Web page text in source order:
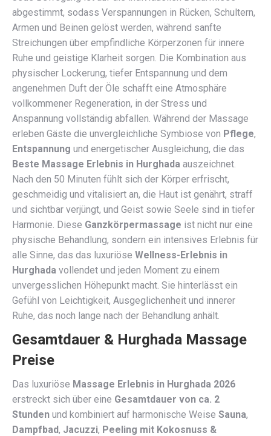
abgestimmt, sodass Verspannungen in Rücken, Schultern,
Armen und Beinen gelöst werden, während sanfte
Streichungen über empfindliche Körperzonen für innere
Ruhe und geistige Klarheit sorgen. Die Kombination aus
physischer Lockerung, tiefer Entspannung und dem
angenehmen Duft der Öle schafft eine Atmosphäre
vollkommener Regeneration, in der Stress und
Anspannung vollständig abfallen. Während der Massage
erleben Gäste die unvergleichliche Symbiose von Pflege,
Entspannung und energetischer Ausgleichung, die das
Beste Massage Erlebnis in Hurghada auszeichnet.
Nach den 50 Minuten fühlt sich der Körper erfrischt,
geschmeidig und vitalisiert an, die Haut ist genährt, straff
und sichtbar verjüngt, und Geist sowie Seele sind in tiefer
Harmonie. Diese Ganzkörpermassage ist nicht nur eine
physische Behandlung, sondern ein intensives Erlebnis für
alle Sinne, das das luxuriöse Wellness-Erlebnis in
Hurghada vollendet und jeden Moment zu einem
unvergesslichen Höhepunkt macht. Sie hinterlässt ein
Gefühl von Leichtigkeit, Ausgeglichenheit und innerer
Ruhe, das noch lange nach der Behandlung anhält.
Gesamtdauer & Hurghada Massage
Preise
Das luxuriöse Massage Erlebnis in Hurghada 2026
erstreckt sich über eine Gesamtdauer von ca. 2
Stunden und kombiniert auf harmonische Weise Sauna,
Dampfbad, Jacuzzi, Peeling mit Kokosnuss &